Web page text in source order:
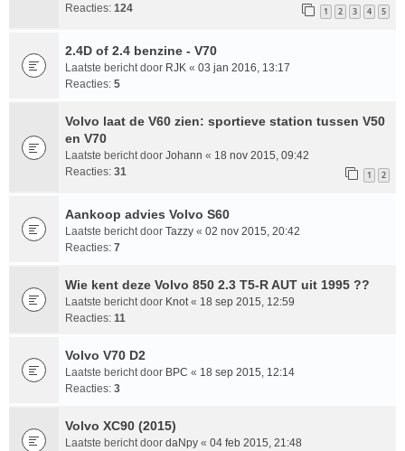
Reacties: 124 1 2 3 4 5
2.4D of 2.4 benzine - V70
Laatste bericht door RJK « 03 jan 2016, 13:17
Reacties: 5
Volvo laat de V60 zien: sportieve station tussen V50
en V70
Laatste bericht door Johann « 18 nov 2015, 09:42
Reacties: 31 1 2
Aankoop advies Volvo S60
Laatste bericht door Tazzy « 02 nov 2015, 20:42
Reacties: 7
Wie kent deze Volvo 850 2.3 T5-R AUT uit 1995 ??
Laatste bericht door Knot« 18 sep 2015, 12:59
Reacties: 11
Volvo V70 D2
Laatste bericht door BPC « 18 sep 2015, 12:14
Reacties: 3
Volvo XC90 (2015)
Laatste bericht door daNpy « 04 feb 2015, 21:48